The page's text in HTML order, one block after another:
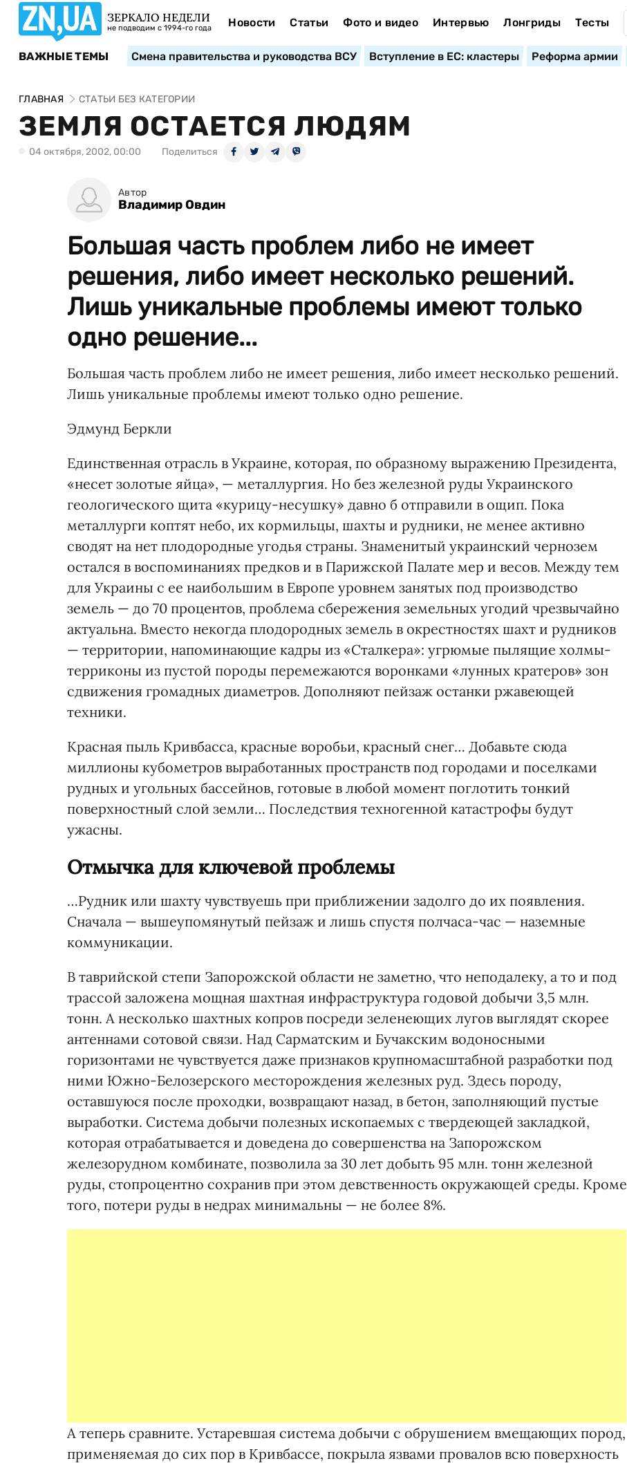
ЗЕРКАЛО НЕДЕЛИ
не подводим с 1994-го года Новости Статьи Фото и видео Интервью Лонгриды Тесты
ВАЖНЫЕ ТЕМЫ Смена правительства и руководства ВСУ Вступление в ЕС: кластеры Реформа армии
ГЛАВНАЯ СТАТЬИ БЕЗ КАТЕГОРИИ
ЗЕМЛЯ ОСТАЕТСЯ ЛЮДЯМ
04 октября, 2002, 00:00 Поделиться
Автор
Владимир Овдин
Большая часть проблем либо не имеет
решения, либо имеет несколько решений.
Лишь уникальные проблемы имеют только
одно решение...
Большая часть проблем либо не имеет решения, либо имеет несколько решений.
Лишь уникальные проблемы имеют только одно решение.
Эдмунд Беркли
Единственная отрасль в Украине, которая, по образному выражению Президента,
«несет золотые яйца», — металлургия. Но без железной руды Украинского
геологического щита «курицу-несушку» давно б отправили в ощип. Пока
металлурги коптят небо, их кормильцы, шахты и рудники, не менее активно
сводят на нет плодородные угодья страны. Знаменитый украинский чернозем
остался в воспоминаниях предков и в Парижской Палате мер и весов. Между тем
для Украины с ее наибольшим в Европе уровнем занятых под производство
земель — до 70 процентов, проблема сбережения земельных угодий чрезвычайно
актуальна. Вместо некогда плодородных земель в окрестностях шахт и рудников
— территории, напоминающие кадры из «Сталкера»: угрюмые пылящие холмы-
терриконы из пустой породы перемежаются воронками «лунных кратеров» зон
сдвижения громадных диаметров. Дополняют пейзаж останки ржавеющей
техники.
Красная пыль Кривбасса, красные воробьи, красный снег… Добавьте сюда
миллионы кубометров выработанных пространств под городами и поселками
рудных и угольных бассейнов, готовые в любой момент поглотить тонкий
поверхностный слой земли… Последствия техногенной катастрофы будут
ужасны.
Отмычка для ключевой проблемы
…Рудник или шахту чувствуешь при приближении задолго до их появления.
Сначала — вышеупомянутый пейзаж и лишь спустя полчаса-час — наземные
коммуникации.
В таврийской степи Запорожской области не заметно, что неподалеку, а то и под
трассой заложена мощная шахтная инфраструктура годовой добычи 3,5 млн.
тонн. А несколько шахтных копров посреди зеленеющих лугов выглядят скорее
антеннами сотовой связи. Над Сарматским и Бучакским водоносными
горизонтами не чувствуется даже признаков крупномасштабной разработки под
ними Южно-Белозерского месторождения железных руд. Здесь породу,
оставшуюся после проходки, возвращают назад, в бетон, заполняющий пустые
выработки. Система добычи полезных ископаемых с твердеющей закладкой,
которая отрабатывается и доведена до совершенства на Запорожском
железорудном комбинате, позволила за 30 лет добыть 95 млн. тонн железной
руды, стопроцентно сохранив при этом девственность окружающей среды. Кроме
того, потери руды в недрах минимальны — не более 8%.
А теперь сравните. Устаревшая система добычи с обрушением вмещающих пород,
применяемая до сих пор в Кривбассе, покрыла язвами провалов всю поверхность